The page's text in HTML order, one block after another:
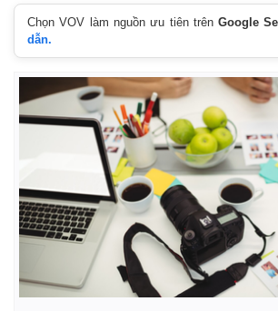
Chọn VOV làm nguồn ưu tiên trênGoogle
dẫn.